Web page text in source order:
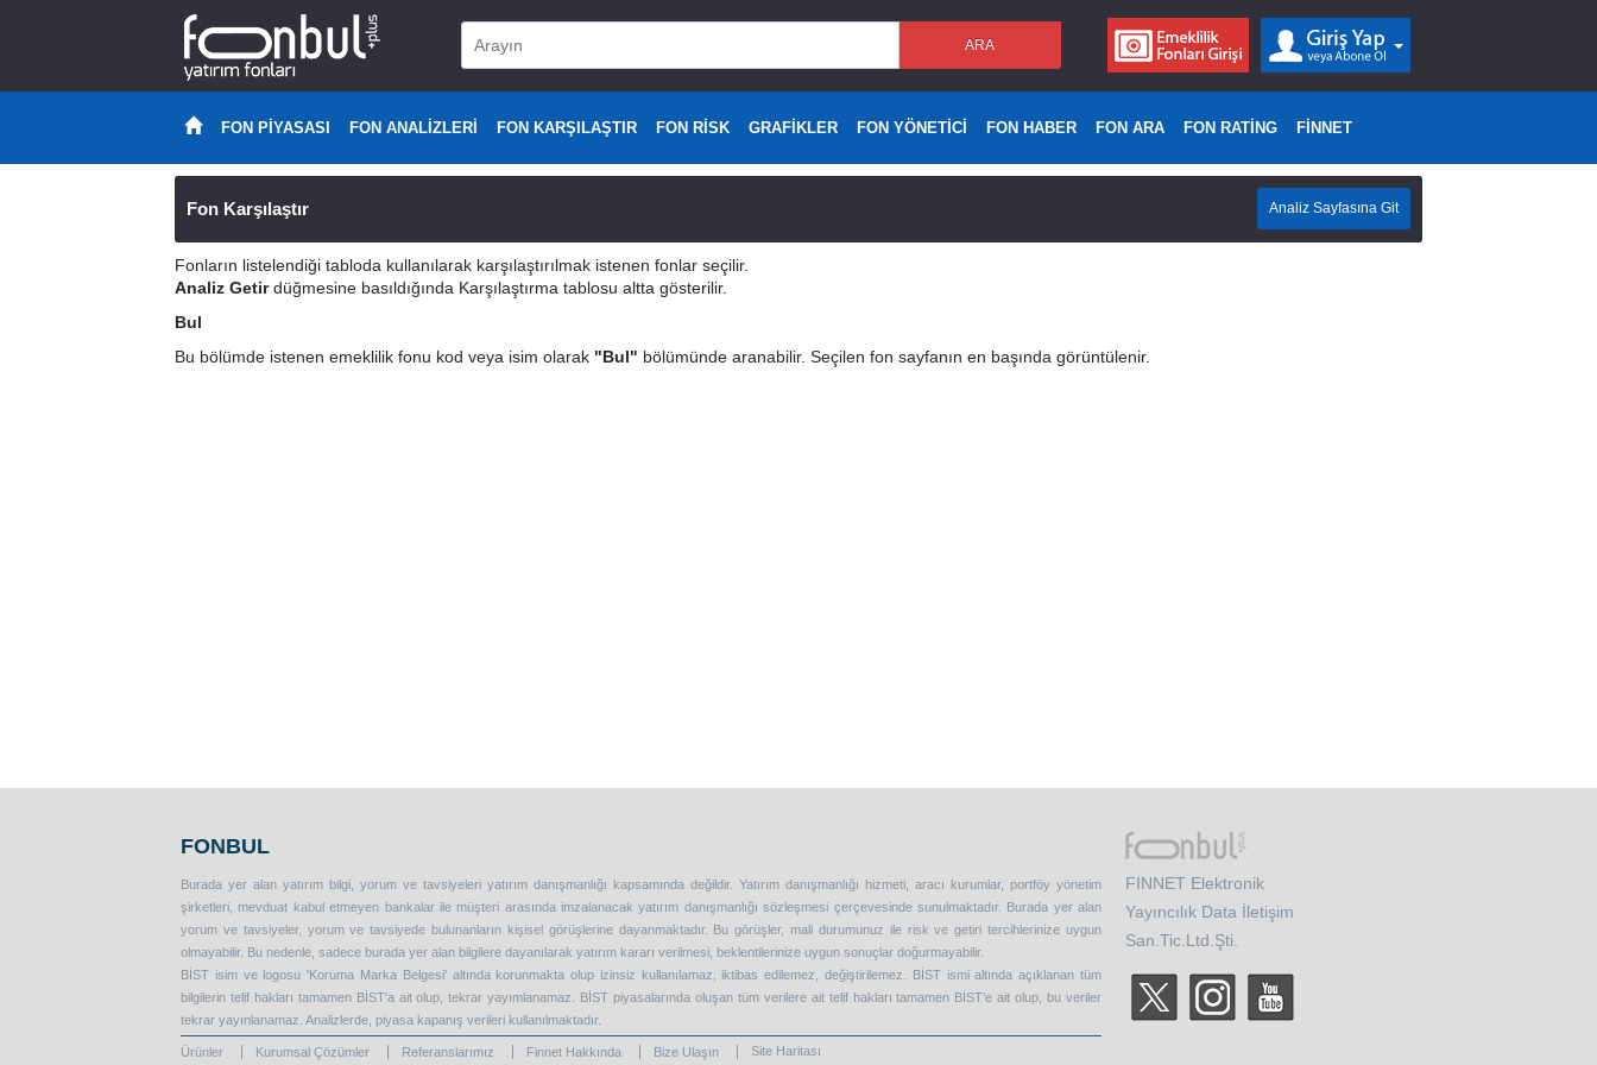
ARA
FON PİYASASI FON ANALİZLERİ FON KARŞILAŞTIR FON RİSK GRAFİKLER FON YÖNETİCİ FON HABER FON ARA FON RATİNG FİNNET
Fon Karşılaştır Analiz Sayfasına Git
Fonların listelendiği tabloda kullanılarak karşılaştırılmak istenen fonlar seçilir.
Analiz Getirdüğmesine basıldığında Karşılaştırma tablosu altta gösterilir.
Bul
Bu bölümde istenen emeklilik fonu kod veya isim olarak "Bul" bölümünde aranabilir. Seçilen fon sayfanın en başında görüntülenir.
FONBUL
Burada yer alan yatırım bilgi, yorum ve tavsiyeleri yatırım danışmanlığı kapsamında değildir. Yatırım danışmanlığı hizmeti, aracı kurumlar, portföy yönetim
şirketleri, mevduat kabul etmeyen bankalar ile müşteri arasında imzalanacak yatırım danışmanlığı sözleşmesi çerçevesinde sunulmaktadır. Burada yer alan
yorum ve tavsiyeler, yorum ve tavsiyede bulunanların kişisel görüşlerine dayanmaktadır. Bu görüşler, mali durumunuz ile risk ve getiri tercihlerinize uygun
olmayabilir. Bu nedenle, sadece burada yer alan bilgilere dayanılarak yatırım kararı verilmesi, beklentilerinize uygun sonuçlar doğurmayabilir.
BİST isim ve logosu 'Koruma Marka Belgesi' altında korunmakta olup izinsiz kullanılamaz, iktibas edilemez, değiştirilemez. BİST ismi altında açıklanan tüm
bilgilerin telif hakları tamamen BİST'a ait olup, tekrar yayımlanamaz. BİST piyasalarında oluşan tüm verilere ait telif hakları tamamen BİST’e ait olup, bu veriler
tekrar yayınlanamaz. Analizlerde, piyasa kapanış verileri kullanılmaktadır.
Ürünler Kurumsal Çözümler Referanslarımız Finnet Hakkında Bize Ulaşın Site Haritası
FINNET Elektronik
Yayıncılık Data İletişim
San.Tic.Ltd.Şti.